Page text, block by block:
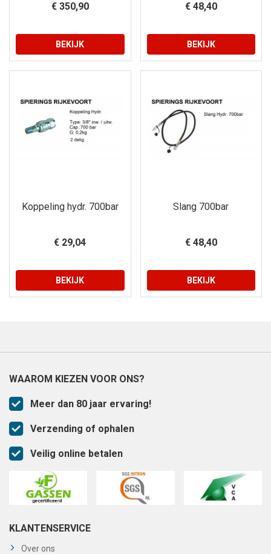
€ 350,90
BEKIJK
€ 48,40
BEKIJK
Koppeling hydr. 700bar
€ 29,04
BEKIJK
Slang 700bar
€ 48,40
BEKIJK
WAAROM KIEZEN VOOR ONS?
Meer dan 80 jaar ervaring!
Verzending of ophalen
Veilig online betalen
KLANTENSERVICE
Over ons